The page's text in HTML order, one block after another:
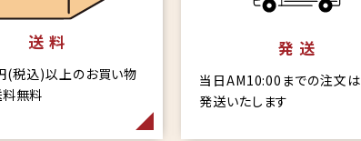
送 料
(税込)以上のお買い物
無料
発 送
当日AM10:00までの注文
発送いたします